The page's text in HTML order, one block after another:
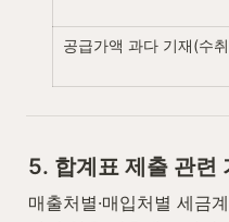
공급가액 과다 기재(수
5. 합계표 제출 관련
매출처별·매입처별 세금